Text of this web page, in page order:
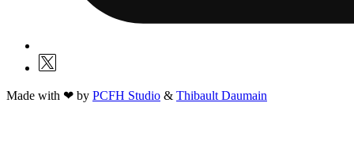
Made with ❤ by PCFH Studio & Thibault Daumain